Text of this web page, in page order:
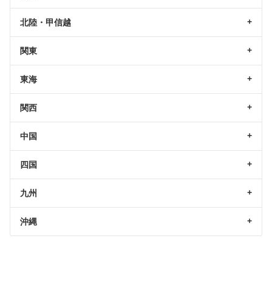
北陸・甲信越
関東
東海
関西
中国
四国
九州
沖縄